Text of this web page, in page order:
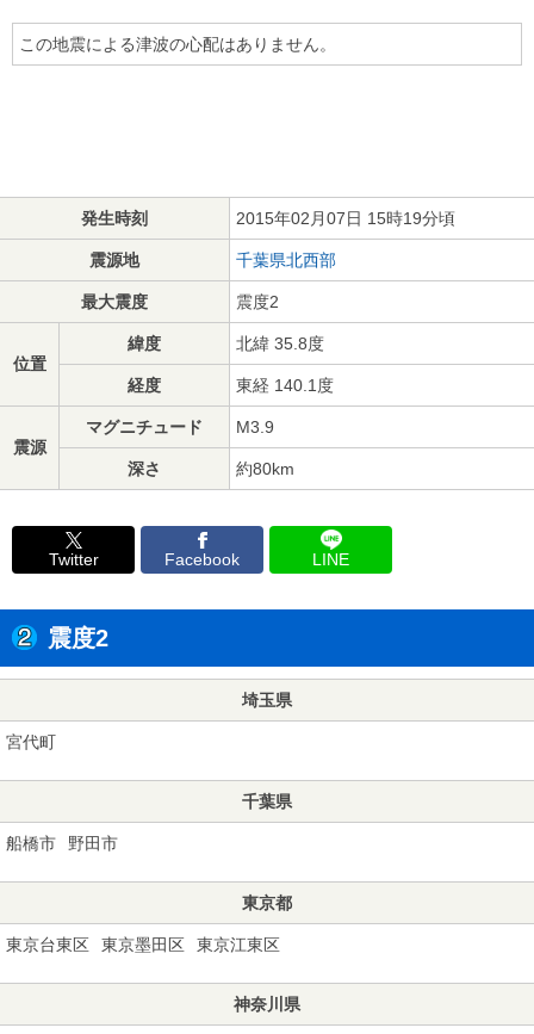
この地震による津波の心配はありません。
発生時刻 2015年02月07日 15時19分頃
震源地 千葉県北西部
最大震度 震度2
位置
緯度 北緯 35.8度
経度 東経 140.1度
震源
マグニチュード M3.9
深さ 約80km
Twitter Facebook LINE
震度2
埼玉県
宮代町
千葉県
船橋市 野田市
東京都
東京台東区 東京墨田区 東京江東区
神奈川県